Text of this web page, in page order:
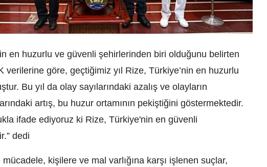
en huzurlu ve güvenli şehirlerinden biri olduğunu belirten
verilerine göre, geçtiğimiz yıl Rize, Türkiye’nin en huzurlu
Bu yıl da olay sayılarındaki azalış ve olayların
artış, bu huzur ortamının pekiştiğini göstermektedir.
ifade ediyoruz ki Rize, Türkiye'nin en güvenli
dedi
mücadele, kişilere ve mal varlığına karşı işlenen suçlar,